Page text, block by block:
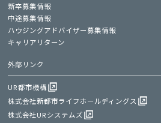
新卒募集情報
中途募集情報
ハウジングアドバイザー募集情報
キャリアリターン
外部リンク
UR都市機構
株式会社新都市ライフホールディングス
株式会社URシステムズ